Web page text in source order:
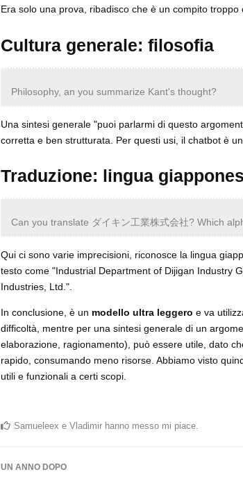
Era solo una prova, ribadisco che è un compito
Cultura generale: filosofia
Philosophy, an you summarize Kant's thought?
Una sintesi generale "puoi parlarmi di questo
corretta e ben strutturata. Per questi usi, il chatbot è
Traduzione: lingua
Can you translate ダイキン工業株式会社? Which
Qui ci sono varie imprecisioni, riconosce la lingua
testo come "Industrial Department of Dijigan Industry
Industries, Ltd.".
In conclusione, è un modello ultra leggero e va
difficoltà, mentre per una sintesi generale di un
elaborazione, ragionamento), può essere utile, dato
rapido, consumando meno risorse. Abbiamo visto
utili e funzionali a certi scopi.
Samueleex e Vladimir hanno messo mi piace.
UN ANNO DOPO